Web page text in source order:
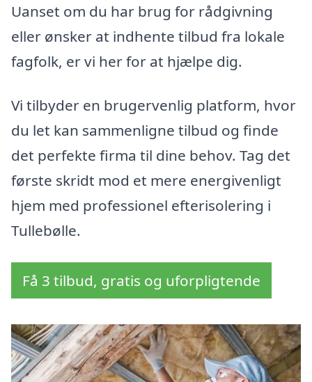
Uanset om du har brug for rådgivning
eller ønsker at indhente tilbud fra lokale
fagfolk, er vi her for at hjælpe dig.
Vi tilbyder en brugervenlig platform, hvor
du let kan sammenligne tilbud og finde
det perfekte firma til dine behov. Tag det
første skridt mod et mere energivenligt
hjem med professionel efterisolering i
Tullebølle.
Få 3 tilbud, gratis og uforpligtende